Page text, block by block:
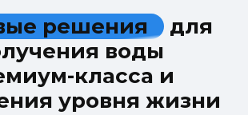
ые решения для
лучения воды
миум-класса и
ния уровня жизни